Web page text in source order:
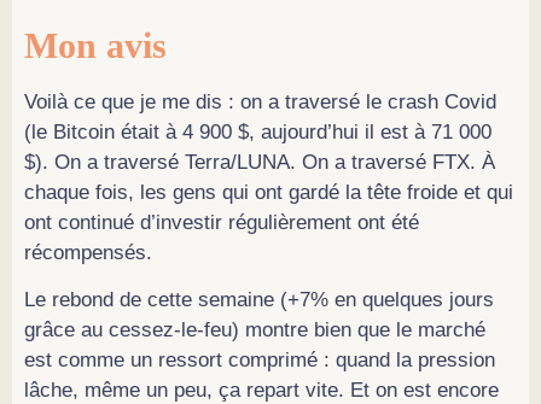
Mon avis
Voilà ce que je me dis : on a traversé le crash Covid
(le Bitcoin était à 4 900 $, aujourd’hui il est à 71 000
$). On a traversé Terra/LUNA. On a traversé FTX. À
chaque fois, les gens qui ont gardé la tête froide et qui
ont continué d’investir régulièrement ont été
récompensés.
Le rebond de cette semaine (+7% en quelques jours
grâce au cessez-le-feu) montre bien que le marché
est comme un ressort comprimé : quand la pression
lâche, même un peu, ça repart vite. Et on est encore